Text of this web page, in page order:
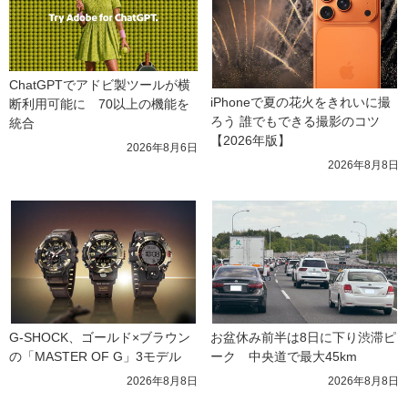
ChatGPTでアドビ製ツールが横
断利用可能に　70以上の機能を
統合
2026年8月6日
iPhoneで夏の花火をきれいに撮
ろう 誰でもできる撮影のコツ
【2026年版】
2026年8月8日
G-SHOCK、ゴールド×ブラウン
の「MASTER OF G」3モデル
2026年8月8日
お盆休み前半は8日に下り渋滞ピ
ーク　中央道で最大45km
2026年8月8日